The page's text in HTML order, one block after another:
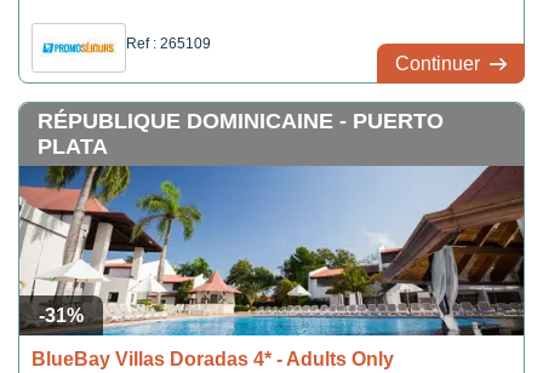
Ref : 265109
Continuer
-31%
RÉPUBLIQUE DOMINICAINE - PUERTO
PLATA
BlueBay Villas Doradas 4* - Adults Only